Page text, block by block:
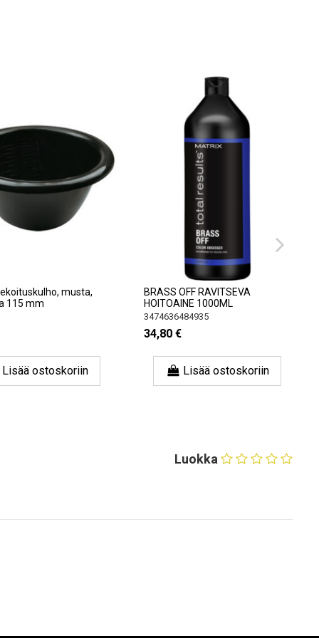
musta,
mm
ostoskoriin
BRASS OFF RAVITSEVA
HOITOAINE 1000ML
3474636484935
34,80 €
Lisää ostoskoriin
Luokka